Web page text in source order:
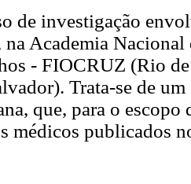
de investigação
Academia
- FIOCRUZ (Rio
Trata-se de
que, para o escopo
médicos publicados